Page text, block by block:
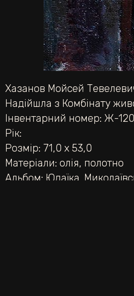
Хазанов Мойсей
Надійшла з Комбінату
Інвентарний номер: Ж-
Рік:
Розмір: 71,0 х 53,0
Матеріали: олія, полотно
Альбом: Юдаїка.